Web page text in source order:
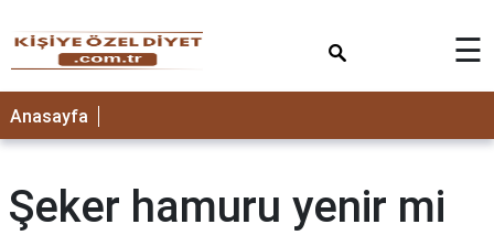
ANASAYFA
☰
Anasayfa
Şeker hamuru yenir mi